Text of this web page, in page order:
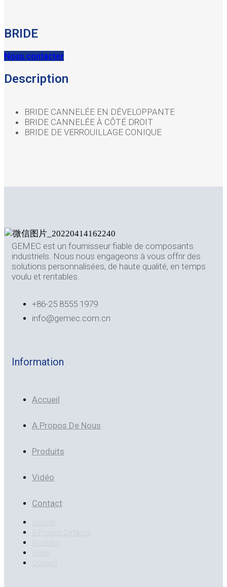
BRIDE
Nous contacter
Description
BRIDE CANNELÉE EN DÉVELOPPANTE
BRIDE CANNELÉE À CÔTÉ DROIT
BRIDE DE VERROUILLAGE CONIQUE
GEMEC est un fournisseur fiable de composants
industriels. Nous nous engageons à vous offrir des
solutions personnalisées, de haute qualité, en temps
voulu et rentables.
+86-25 8555 1979
info@gemec.com.cn
Information
Accueil
A Propos De Nous
Produits
Vidéo
Contact
Accueil
A Propos De Nous
Produits
Vidéo
Contact